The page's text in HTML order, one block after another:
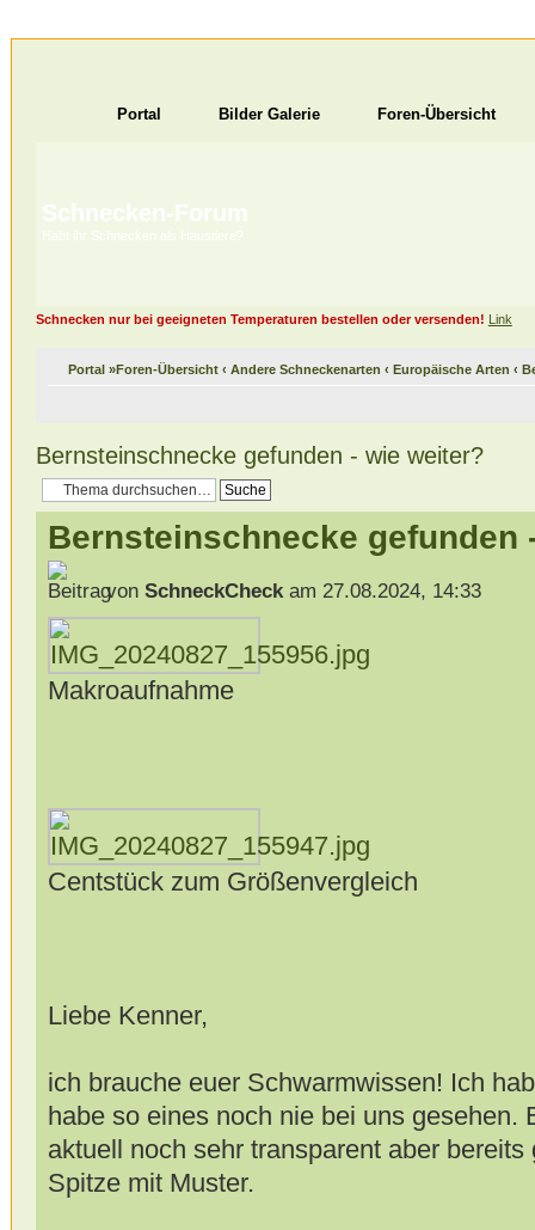
Portal Bilder Galerie Foren-Übersicht
Schnecken-Forum
Habt ihr Schnecken als Haustiere?
Schnecken nur bei geeigneten Temperaturen bestellen oder versenden! Link
Portal»Foren-Übersicht ‹ Andere Schneckenarten ‹ Europäische Arten ‹
Bernsteinschnecke gefunden - wie weiter?
Bernsteinschnecke gefunden
von SchneckCheckam 27.08.2024, 14:33
Makroaufnahme
Centstück zum Größenvergleich
Liebe Kenner,
ich brauche euer Schwarmwissen! Ich
habe so eines noch nie bei uns gesehen.
aktuell noch sehr transparent aber
Spitze mit Muster.